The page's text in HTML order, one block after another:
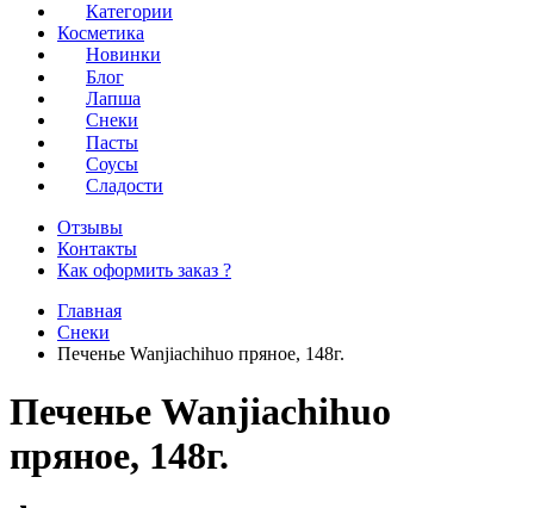
Категории
Косметика
Новинки
Блог
Лапша
Снеки
Пасты
Соусы
Сладости
Отзывы
Контакты
Как оформить заказ ?
Главная
Снеки
Печенье Wanjiachihuo пряное, 148г.
Печенье Wanjiachihuo
пряное, 148г.